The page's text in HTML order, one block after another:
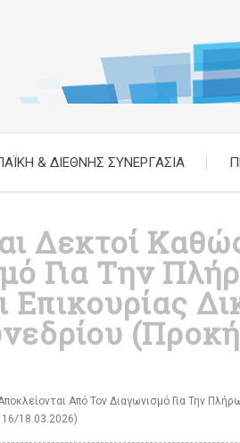
& ΔΙΕΘΝΗΣ ΣΥΝΕΡΓΑΣΙΑ
Δεκτοί
Για Την
Από Τον Διαγωνισμό Για Την
18.03.2026)